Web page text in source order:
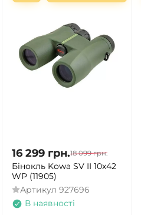
16 299 грн.18 099 грн.
Бінокль Kowa SV II 10x42
WP (11905)
Артикул 927696
В наявності